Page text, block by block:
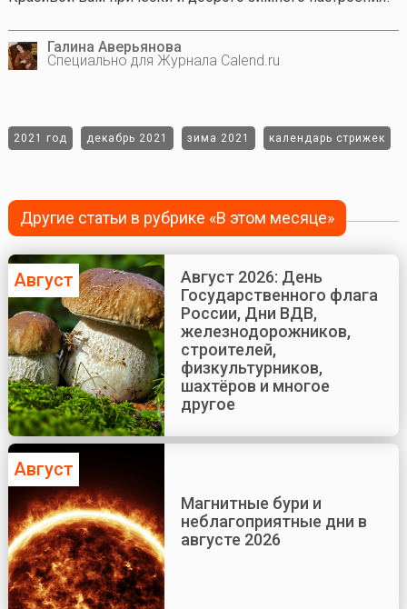
Галина Аверьянова
Специально для Журнала Calend.ru
2021 год декабрь 2021 зима 2021 календарь стрижек
Другие статьи в рубрике «В этом месяце»
Август
Август 2026: День
Государственного флага
России, Дни ВДВ,
железнодорожников,
строителей,
физкультурников,
шахтёров и многое
другое
Август
Магнитные бури и
неблагоприятные дни в
августе 2026